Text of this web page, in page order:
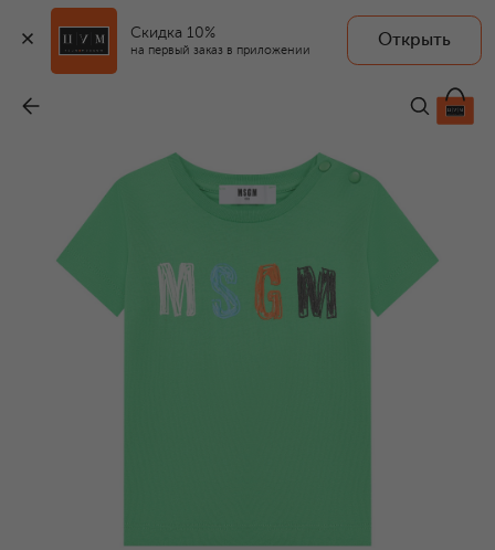
Скидка 10%
на первый заказ в приложении
Открыть
7 665 ₽